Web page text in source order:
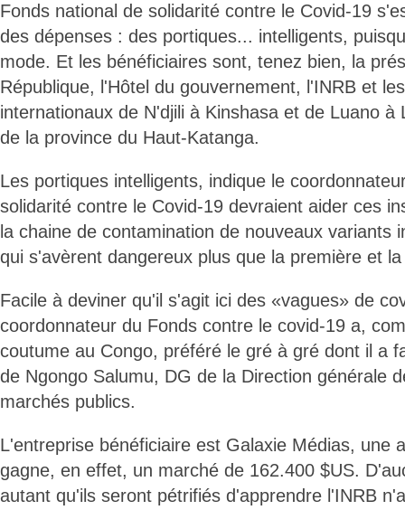
Fonds national de solidarité contre le Covid-19
des dépenses : des portiques... intelligents,
mode. Et les bénéficiaires sont, tenez bien, la
République, l'Hôtel du gouvernement, l'INRB et
internationaux de N'djili à Kinshasa et de Luano à
de la province du Haut-Katanga.
Les portiques intelligents, indique le
solidarité contre le Covid-19 devraient aider ces
la chaine de contamination de nouveaux variants
qui s'avèrent dangereux plus que la première et
Facile à deviner qu'il s'agit ici des «vagues» de
coordonnateur du Fonds contre le covid-19 a,
coutume au Congo, préféré le gré à gré dont il a
de Ngongo Salumu, DG de la Direction générale
marchés publics.
L'entreprise bénéficiaire est Galaxie Médias, une
gagne, en effet, un marché de 162.400 $US.
autant qu'ils seront pétrifiés d'apprendre l'INRB